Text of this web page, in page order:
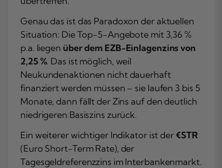
Genau das ist das Paradoxon der aktuellen
Situation: Die Top-5-Angebote mit 3,36 %
p.a. liegen über dem EZB-Einlagenzins von
2,25 %. Das ist möglich, weil
Neukundenaktionen nicht dauerhaft
finanziert werden müssen – sie laufen 3 bis 5
Monate, dann fällt der Zins auf den deutlich
niedrigeren Basiszins zurück.
Ein weiterer wichtiger Indikator ist der€STR
(Euro Short-Term Rate), der
Tagesgeldreferenzzins im Interbankenmarkt.